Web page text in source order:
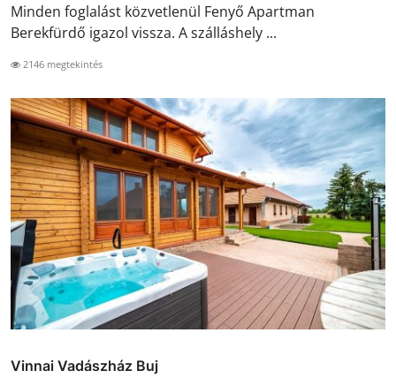
Minden foglalást közvetlenül Fenyő Apartman
Berekfürdő igazol vissza. A szálláshely ...
2146 megtekintés
Vinnai Vadászház Buj